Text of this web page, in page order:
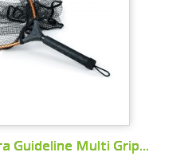
Guideline Multi Grip...